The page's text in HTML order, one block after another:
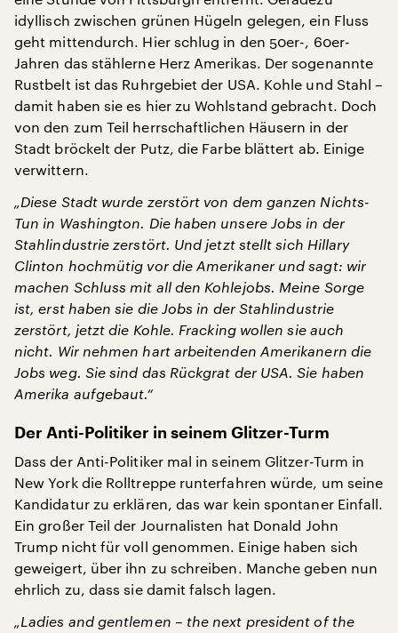
idyllisch zwischen grünen Hügeln gelegen, ein Fluss
geht mittendurch. Hier schlug in den 50er-, 60er-
Jahren das stählerne Herz Amerikas. Der sogenannte
Rustbelt ist das Ruhrgebiet der USA. Kohle und Stahl –
damit haben sie es hier zu Wohlstand gebracht. Doch
von den zum Teil herrschaftlichen Häusern in der
Stadt bröckelt der Putz, die Farbe blättert ab. Einige
verwittern.
„Diese Stadt wurde zerstört von dem ganzen Nichts-
Tun in Washington. Die haben unsere Jobs in der
Stahlindustrie zerstört. Und jetzt stellt sich Hillary
Clinton hochmütig vor die Amerikaner und sagt: wir
machen Schluss mit all den Kohlejobs. Meine Sorge
ist, erst haben sie die Jobs in der Stahlindustrie
zerstört, jetzt die Kohle. Fracking wollen sie auch
nicht. Wir nehmen hart arbeitenden Amerikanern die
Jobs weg. Sie sind das Rückgrat der USA. Sie haben
Amerika aufgebaut.“
Der Anti-Politiker in seinem Glitzer-Turm
Dass der Anti-Politiker mal in seinem Glitzer-Turm in
New York die Rolltreppe runterfahren würde, um seine
Kandidatur zu erklären, das war kein spontaner Einfall.
Ein großer Teil der Journalisten hat Donald John
Trump nicht für voll genommen. Einige haben sich
geweigert, über ihn zu schreiben. Manche geben nun
ehrlich zu, dass sie damit falsch lagen.
„Ladies and gentlemen – the next president of the